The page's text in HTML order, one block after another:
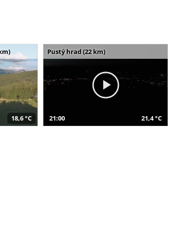
18,6 °C
Pustý hrad (22 km)
21:00 21,4 °C